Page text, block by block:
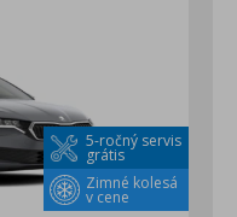
Zimné kolesá
v cene
5-ročný servis
grátis